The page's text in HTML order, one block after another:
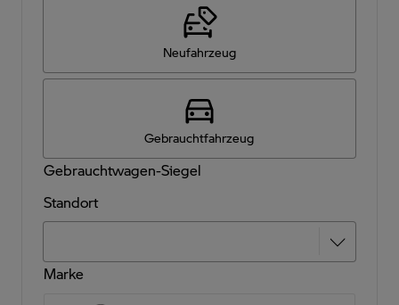
Neufahrzeug
Gebrauchtfahrzeug
Gebrauchtwagen-Siegel
Standort
Marke